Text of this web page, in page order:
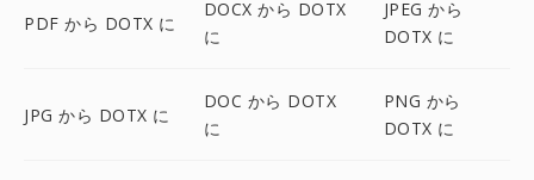
PDF から DOTX に
DOCX から DOTX
に
JPEG から
DOTX に
JPG から DOTX に
DOC から DOTX
に
PNG から
DOTX に